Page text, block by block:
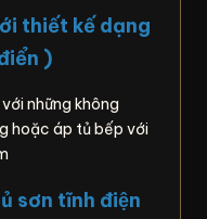
thiết kế dạng
)
những không
hoặc áp tủ bếp với
sơn tĩnh điện